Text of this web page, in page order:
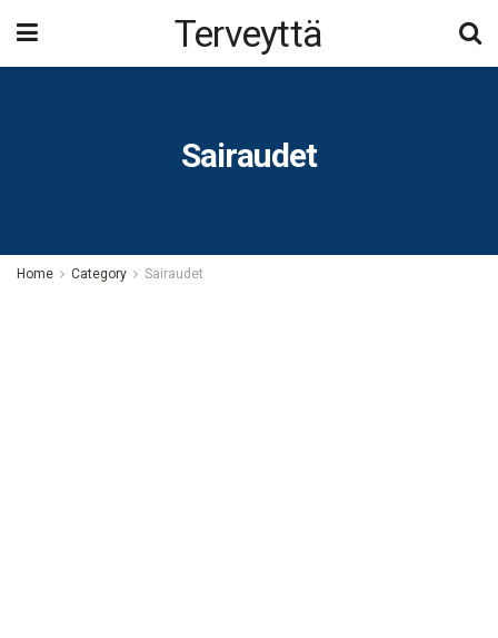
Terveyttä
Sairaudet
Home Category Sairaudet